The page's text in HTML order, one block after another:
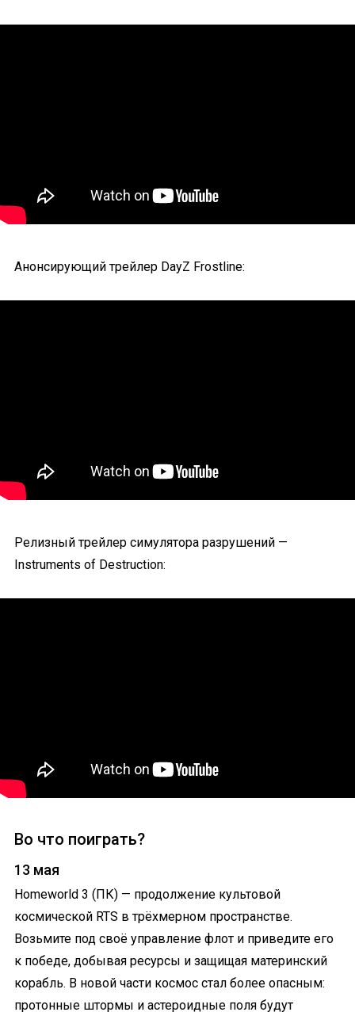
Анонсирующий трейлер DayZ Frostline:
Релизный трейлер симулятора разрушений —
Instruments of Destruction:
Во что поиграть?
13 мая
Homeworld 3 (ПК) — продолжение культовой
космической RTS в трёхмерном пространстве.
Возьмите под своё управление флот и приведите его
к победе, добывая ресурсы и защищая материнский
корабль. В новой части космос стал более опасным:
протонные штормы и астероидные поля будут